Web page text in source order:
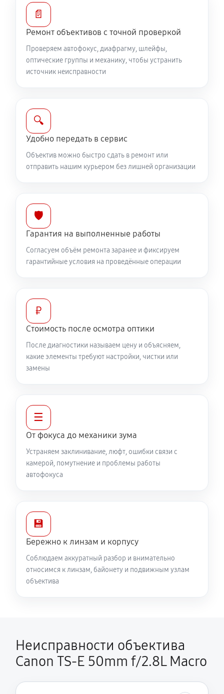
Устранение механических повреждений
Ремонт электроники объектива Canon TS-E 50mm
f/2.8L Macro
810 руб
Ремонт передней линзы объектива
720 руб 60 минут
Ремонт кольца зуммирования
360 руб 60 минут
Разблокировка заклинивания
Протяжка соединений трансфокатора
Замена светофильтра объектива Canon TS-E 50mm
f/2.8L Macro
📄
Ремонт объективов с точной проверкой
Проверяем автофокус, диафрагму, шлейфы,
оптические группы и механику, чтобы устранить
источник неисправности
🔍
Удобно передать в сервис
Объектив можно быстро сдать в ремонт или
отправить нашим курьером без лишней организации
🛡️
Гарантия на выполненные работы
Согласуем объём ремонта заранее и фиксируем
гарантийные условия на проведённые операции
₽
Стоимость после осмотра оптики
После диагностики называем цену и объясняем,
какие элементы требуют настройки, чистки или
замены
☰
От фокуса до механики зума
Устраняем заклинивание, люфт, ошибки связи с
камерой, помутнение и проблемы работы
автофокуса
💾
Бережно к линзам и корпусу
Соблюдаем аккуратный разбор и внимательно
относимся к линзам, байонету и подвижным узлам
объектива
Неисправности объектива
Canon TS-E 50mm f/2.8L Macro